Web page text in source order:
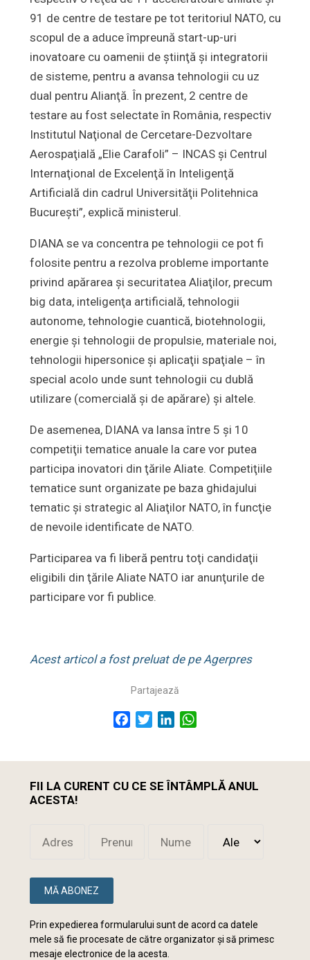
91 de centre de testare pe tot teritoriul NATO, cu
scopul de a aduce împreună start-up-uri
inovatoare cu oamenii de ştiinţă şi integratorii
de sisteme, pentru a avansa tehnologii cu uz
dual pentru Alianţă. În prezent, 2 centre de
testare au fost selectate în România, respectiv
Institutul Naţional de Cercetare-Dezvoltare
Aerospaţială „Elie Carafoli” – INCAS şi Centrul
Internaţional de Excelenţă în Inteligenţă
Artificială din cadrul Universităţii Politehnica
Bucureşti”, explică ministerul.
DIANA se va concentra pe tehnologii ce pot fi
folosite pentru a rezolva probleme importante
privind apărarea şi securitatea Aliaţilor, precum
big data, inteligenţa artificială, tehnologii
autonome, tehnologie cuantică, biotehnologii,
energie şi tehnologii de propulsie, materiale noi,
tehnologii hipersonice şi aplicaţii spaţiale – în
special acolo unde sunt tehnologii cu dublă
utilizare (comercială şi de apărare) şi altele.
De asemenea, DIANA va lansa între 5 şi 10
competiţii tematice anuale la care vor putea
participa inovatori din ţările Aliate. Competiţiile
tematice sunt organizate pe baza ghidajului
tematic şi strategic al Aliaţilor NATO, în funcţie
de nevoile identificate de NATO.
Participarea va fi liberă pentru toţi candidaţii
eligibili din ţările Aliate NATO iar anunţurile de
participare vor fi publice.
Acest articol a fost preluat de pe Agerpres
Partajează
FacebookTwitterLinkedIn
FII LA CURENT CU CE SE ÎNTÂMPLĂ ANUL
ACESTA!
MĂ ABONEZ
Prin expedierea formularului sunt de acord ca datele
mele să fie procesate de către organizator și să primesc
mesaje electronice de la acesta.